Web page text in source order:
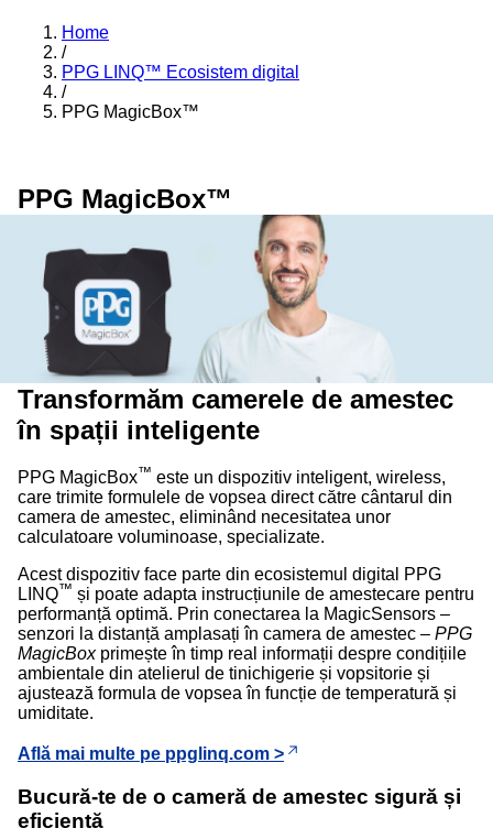
Home
/
PPG LINQ™ Ecosistem digital
/
PPG MagicBox™
PPG MagicBox™
Transformăm camerele de amestec
în spații inteligente
PPG MagicBox™ este un dispozitiv inteligent, wireless,
care trimite formulele de vopsea direct către cântarul din
camera de amestec, eliminând necesitatea unor
calculatoare voluminoase, specializate.
Acest dispozitiv face parte din ecosistemul digital PPG
LINQ™ și poate adapta instrucțiunile de amestecare pentru
performanță optimă. Prin conectarea la MagicSensors –
senzori la distanță amplasați în camera de amestec – PPG
MagicBoxprimește în timp real informații despre condițiile
ambientale din atelierul de tinichigerie și vopsitorie și
ajustează formula de vopsea în funcție de temperatură și
umiditate.
Află mai multe pe ppglinq.com >
Bucură-te de o cameră de amestec sigură și
eficientă